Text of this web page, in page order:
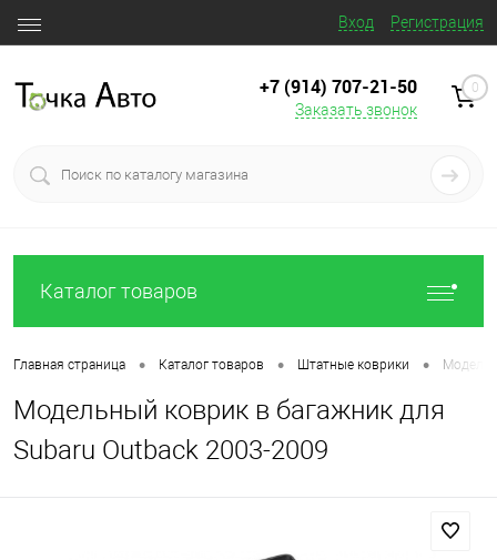
Вход Регистрация
+7 (914) 707‒21‒50
Заказать звонок
0
Каталог товаров
Главная страница • Каталог товаров • Штатные коврики •
Модельный коврик в багажник для
Subaru Outback 2003-2009